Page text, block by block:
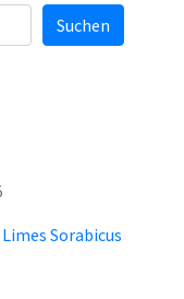
Suchen
Sorabicus